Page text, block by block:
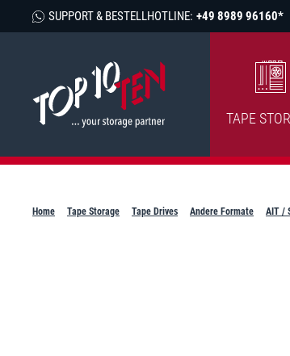
SUPPORT & BESTELLHOTLINE: +49 8989 96160*
TAPE
Home Tape Storage Tape Drives Andere Formate AIT /